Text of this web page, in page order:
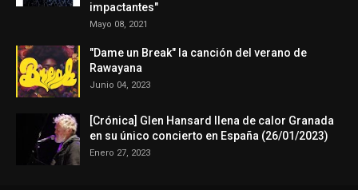
impactantes"
Mayo 08, 2021
"Dame un Break" la canción del verano de
Rawayana
Junio 04, 2023
[Crónica] Glen Hansard llena de calor Granada
en su único concierto en España (26/01/2023)
Enero 27, 2023